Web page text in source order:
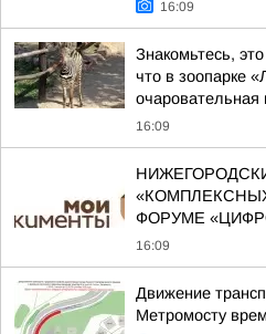
16:09
Знакомьтесь,
что в зоопарке
16:09
ФОРУМЕ
16:09
Движение
Метромосту